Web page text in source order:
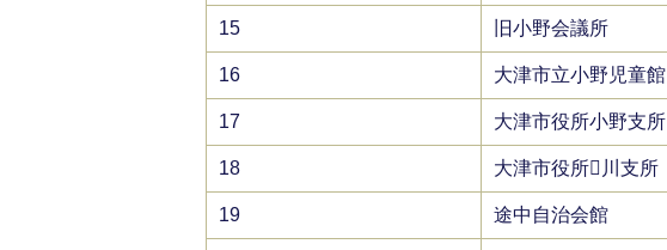
15 旧小野会議所
16 大津市立小野児童館
17 大津市役所小野支所
18 大津市役所川支所
19 途中自治会館